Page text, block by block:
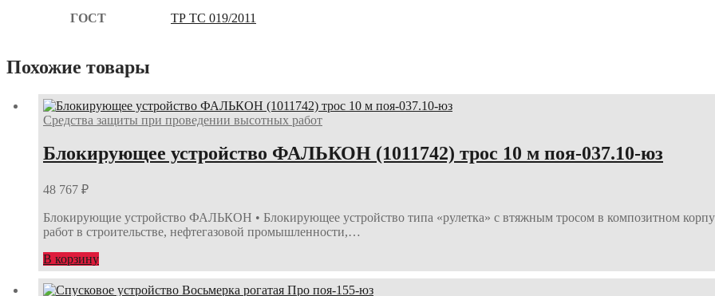
ГОСТ ТР ТС 019/2011
Похожие товары
Средства защиты при проведении высотных работ
Блокирующее устройство ФАЛЬКОН (1011742) трос 10 м поя-037.10-юз
48 767 ₽
Блокирующие устройство ФАЛЬКОН • Блокирующее устройство типа «рулетка» с втяжным тросом в композитном
работ в строительстве, нефтегазовой промышленности,…
В корзину